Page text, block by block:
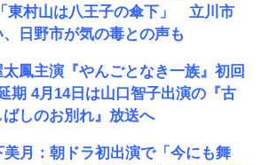
東村山は八王子の傘下」 立川市
日野市が気の毒との声も
太鳳主演『やんごとなき一族』初回
期 4月14日は山口智子出演の『古
しのお別れ』放送へ
美月：朝ドラ初出演で「今にも舞